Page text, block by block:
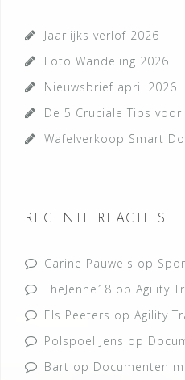
Jaarlijks verlof 2026
Foto Wandeling 2026
Nieuwsbrief april 2026
De 5 Cruciale Tips
Wafelverkoop Smart
RECENTE REACTIES
Carine Pauwels op
TheJenne18 op Agility
Els Peeters op Agility
Polspoel Jens op
Bart op Documenten